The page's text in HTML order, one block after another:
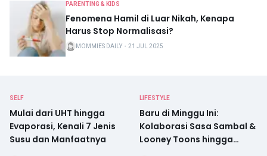
PARENTING & KIDS
Fenomena Hamil di Luar Nikah, Kenapa
Harus Stop Normalisasi?
MOMMIES DAILY ・ 21 JUL 2025
SELF
Mulai dari UHT hingga
Evaporasi, Kenali 7 Jenis
Susu dan Manfaatnya
LIFESTYLE
Baru di Minggu Ini:
Kolaborasi Sasa Sambal &
Looney Toons hingga